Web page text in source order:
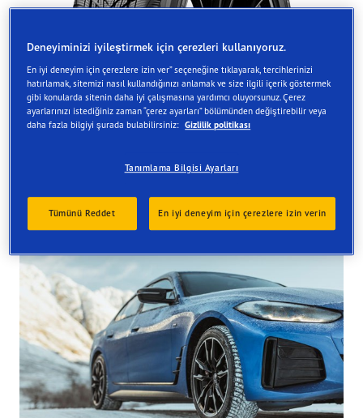
Deneyiminizi iyileştirmek için çerezleri kullanıyoruz.
En iyi deneyim için çerezlere izin ver” seçeneğine tıklayarak, tercihlerinizi
hatırlamak, sitemizi nasıl kullandığınızı anlamak ve size ilgili içerik göstermek
gibi konularda sitenin daha iyi çalışmasına yardımcı oluyorsunuz. Çerez
ayarlarınızı istediğiniz zaman “çerez ayarları” bölümünden değiştirebilir veya
daha fazla bilgiyi şurada bulabilirsiniz: Gizlilik politikası
Tanımlama Bilgisi Ayarları
Tümünü Reddet En iyi deneyim için çerezlere izin verin